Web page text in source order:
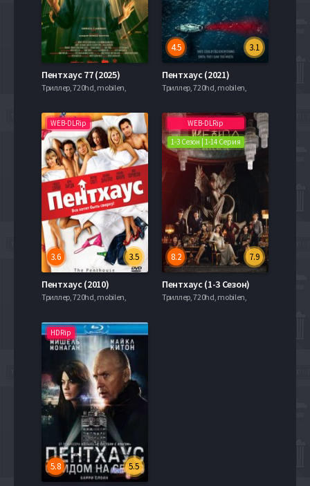
Пентхаус 77 (2025)
Триллер, 720hd, mobilen,
3.1
4.5
Пентхаус (2021)
Триллер, 720hd, mobilen,
WEB-DLRip
3.5
3.6
Пентхаус (2010)
Триллер, 720hd, mobilen,
WEB-DLRip
1-3 Сезон | 1-14 Серия
7.9
8.2
Пентхаус (1-3 Сезон)
Триллер, 720hd, mobilen,
HDRip
5.5
5.8